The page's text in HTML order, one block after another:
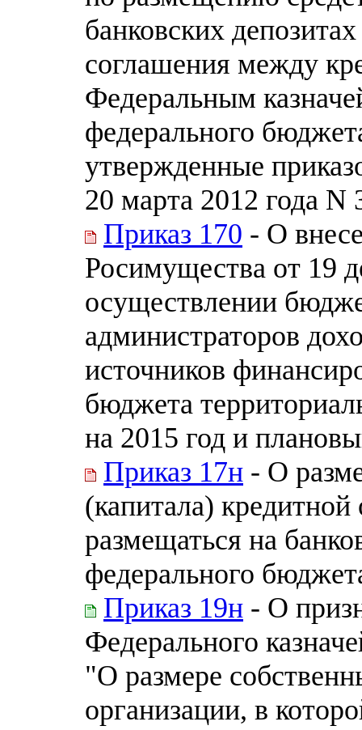
банковских
соглашения между
Федеральным
федерального
утвержденные
20 марта 2012 года N
Приказ 170 - О
Росимущества от 19
осуществлении
администраторов
источников
бюджета
на 2015 год и
Приказ 17н - О
(капитала)
размещаться на
федерального
Приказ 19н - О
Федерального
"О размере
организации, в